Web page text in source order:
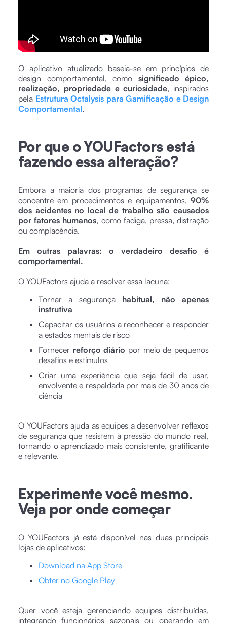
O aplicativo atualizado baseia-se em princípios de
design comportamental, como significado épico,
realização, propriedade e curiosidade, inspirados
pela Estrutura Octalysis para Gamificação e Design
Comportamental.
Por que o YOUFactors está
fazendo essa alteração?
Embora a maioria dos programas de segurança se
concentre em procedimentos e equipamentos, 90%
dos acidentes no local de trabalho são causados
por fatores humanos, como fadiga, pressa, distração
ou complacência.
Em outras palavras: o verdadeiro desafio é
comportamental.
O YOUFactors ajuda a resolver essa lacuna:
Tornar a segurança habitual, não apenas
instrutiva
Capacitar os usuários a reconhecer e responder
a estados mentais de risco
Fornecer reforço diário por meio de pequenos
desafios e estímulos
Criar uma experiência que seja fácil de usar,
envolvente e respaldada por mais de 30 anos de
ciência
O YOUFactors ajuda as equipes a desenvolver reflexos
de segurança que resistem à pressão do mundo real,
tornando o aprendizado mais consistente, gratificante
e relevante.
Experimente você mesmo.
Veja por onde começar
O YOUFactors já está disponível nas duas principais
lojas de aplicativos:
Download na App Store
Obter no Google Play
Quer você esteja gerenciando equipes distribuídas,
integrando funcionários sazonais ou operando em